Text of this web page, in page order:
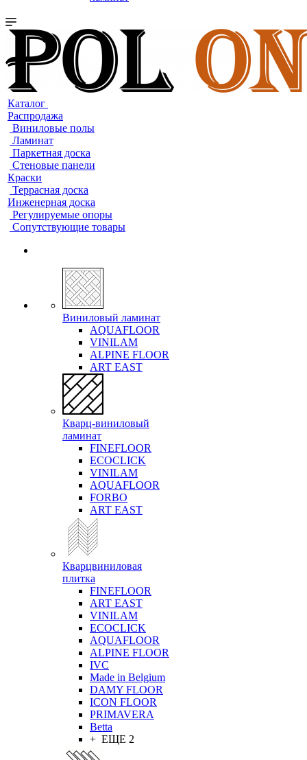
Каталог
Распродажа
Виниловые полы
Ламинат
Паркетная доска
Стеновые панели
Краски
Террасная доска
Инженерная доска
Регулируемые опоры
Сопутствующие товары
Виниловый ламинат
AQUAFLOOR
VINILAM
ALPINE FLOOR
ART EAST
Кварц-виниловый
ламинат
FINEFLOOR
ECOCLICK
VINILAM
AQUAFLOOR
FORBO
ART EAST
Кварцвиниловая
плитка
FINEFLOOR
ART EAST
VINILAM
ECOCLICK
AQUAFLOOR
ALPINE FLOOR
IVC
Made in Belgium
DAMY FLOOR
ICON FLOOR
PRIMAVERA
Betta
+ ЕЩЕ 2